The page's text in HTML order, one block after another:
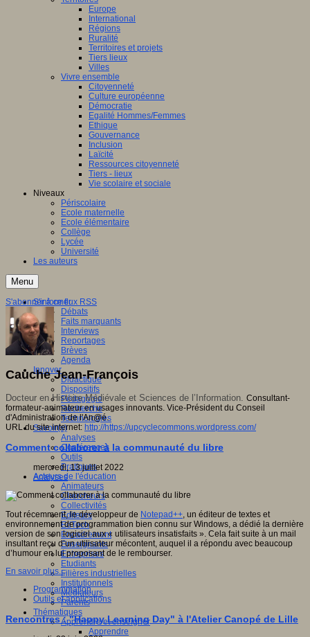
Europe
International
Régions
Ruralité
Territoires et projets
Tiers lieux
Villes
Vivre ensemble
Citoyenneté
Culture européenne
Démocratie
Egalité Hommes/Femmes
Ethique
Gouvernance
Inclusion
Laïcité
Ressources citoyenneté
Tiers - lieux
Vie scolaire et sociale
Niveaux
Périscolaire
Ecole maternelle
Ecole élémentaire
Collège
Lycée
Université
Les auteurs
Menu
S'informer
Débats
Faits marquants
Interviews
Reportages
Brèves
Agenda
Innover
Didactique
Dispositifs
Pédagogie
Recherche
Technologies
Savoir(s)
Analyses
Conférences
Outils
Pratiques
Acteurs de l'éducation
Animateurs
Chercheurs
Collectivités
Editeurs
EdTech
Encadrement
Enseignants
Entreprises
Etudiants
Filières industrielles
Institutionnels
Médiateurs
Parents
Thématiques
Apprendre et enseigner
Apprendre
S'abonner à ce flux RSS
Cauche Jean-François
Docteur en Histoire Médiévale et Sciences de l’Information. Consultant-
formateur-animateur en usages innovants. Vice-Président du Conseil
d'Administration de l'An@é.
URL du site internet: http://https://upcyclecommons.wordpress.com/
Comment collaborer à la communauté du libre
mercredi, 13 juillet 2022
Analyses
Tout récemment, le développeur de Notepad++, un éditeur de textes et
environnement de programmation bien connu sur Windows, a dédié la dernière
version de son logiciel aux « utilisateurs insatisfaits ». Cela fait suite à un mail
insultant reçu d’un utilisateur mécontent, auquel il a répondu avec beaucoup
d’humour en lui proposant de le rembourser.
En savoir plus...
Programmation
Outils et applications
Rencontres : "Happy Learning Day" à l'Atelier Canopé de Lille